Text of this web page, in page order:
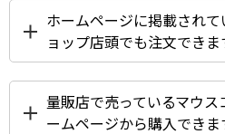
ホームページに掲載され
ョップ店頭でも注文できま
量販店で売っているマウ
ームページから購入できま